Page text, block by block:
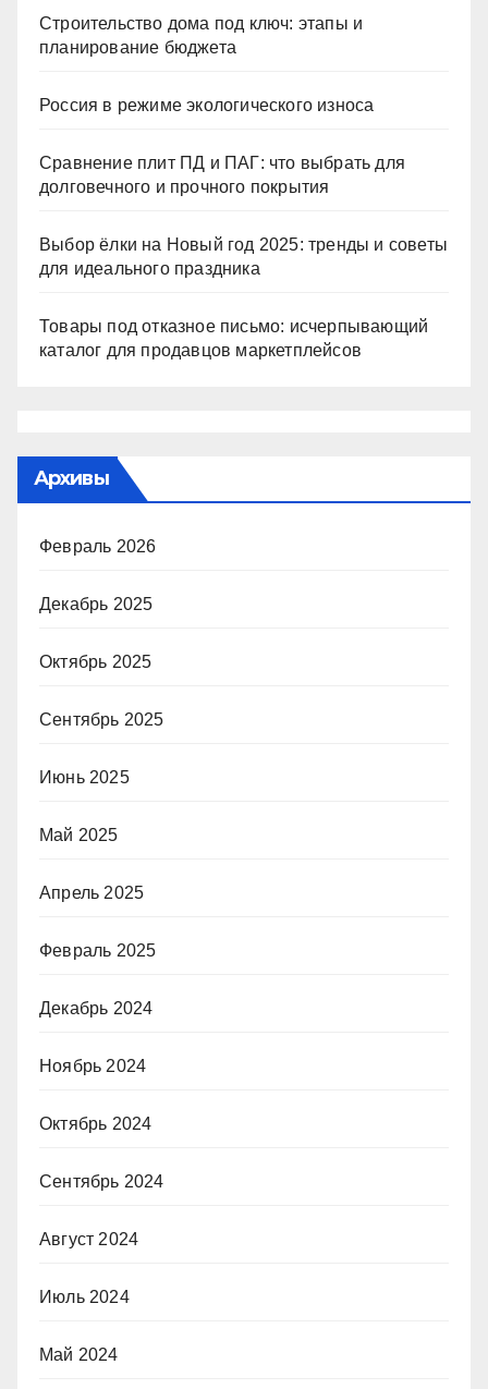
Строительство дома под ключ: этапы и
планирование бюджета
Россия в режиме экологического износа
Сравнение плит ПД и ПАГ: что выбрать для
долговечного и прочного покрытия
Выбор ёлки на Новый год 2025: тренды и советы
для идеального праздника
Товары под отказное письмо: исчерпывающий
каталог для продавцов маркетплейсов
Архивы
Февраль 2026
Декабрь 2025
Октябрь 2025
Сентябрь 2025
Июнь 2025
Май 2025
Апрель 2025
Февраль 2025
Декабрь 2024
Ноябрь 2024
Октябрь 2024
Сентябрь 2024
Август 2024
Июль 2024
Май 2024